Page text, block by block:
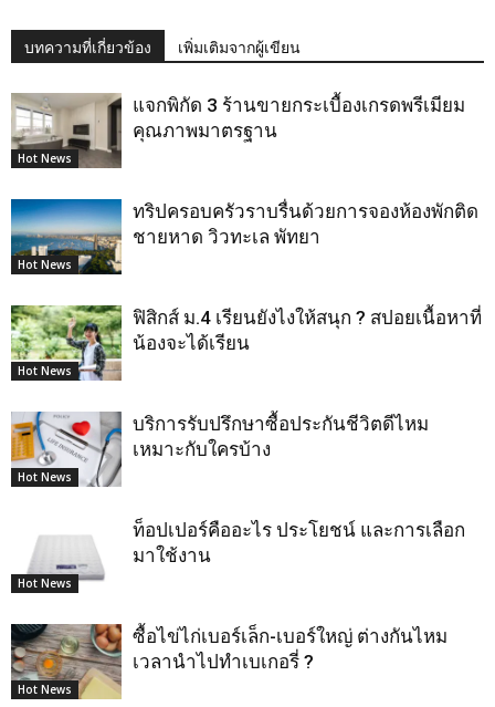
บทความที่เกี่ยวข้อง เพิ่มเติมจากผู้เขียน
Hot News
แจกพิกัด 3 ร้านขายกระเบื้องเกรดพรีเมียม
คุณภาพมาตรฐาน
Hot News
ทริปครอบครัวราบรื่นด้วยการจองห้องพักติด
ชายหาด วิวทะเล พัทยา
Hot News
ฟิสิกส์ ม.4 เรียนยังไงให้สนุก ? สปอยเนื้อหาที่
น้องจะได้เรียน
Hot News
บริการรับปรึกษาซื้อประกันชีวิตดีไหม
เหมาะกับใครบ้าง
Hot News
ท็อปเปอร์คืออะไร ประโยชน์ และการเลือก
มาใช้งาน
Hot News
ซื้อไข่ไก่เบอร์เล็ก-เบอร์ใหญ่ ต่างกันไหม
เวลานำไปทำเบเกอรี่ ?